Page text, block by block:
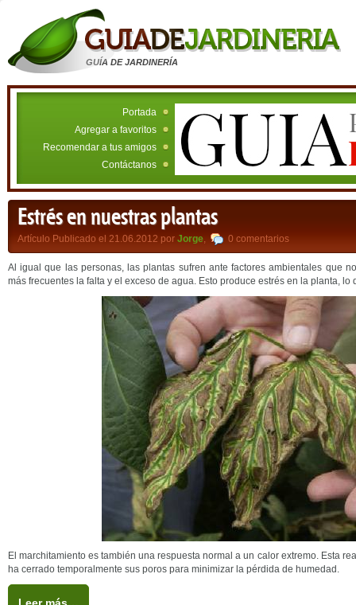
GUÍA DE JARDINERÍA
Portada
Agregar a favoritos
Recomendar a tus amigos
Contáctanos
Estrés en nuestras plantas
Artículo Publicado el 21.06.2012 por Jorge, 0 comentarios
Al igual que las personas, las plantas sufren ante factores ambientales que
más frecuentes la falta y el exceso de agua. Esto produce estrés en la planta, lo
El marchitamiento es también una respuesta normal a un calor extremo. Esta
ha cerrado temporalmente sus poros para minimizar la pérdida de humedad.